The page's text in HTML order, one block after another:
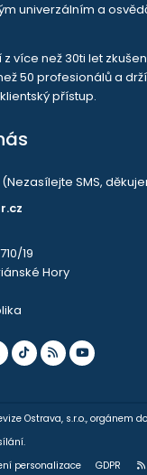
univerzálním a
více než 30ti let
50 profesionálů a
přístup.
(Nezasílejte SMS,
19
Hory
Ostrava, s.r.o., orgánem
personalizace
GDPR